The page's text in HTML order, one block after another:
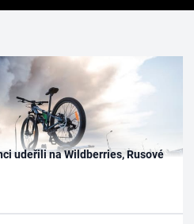
udeřili na Wildberries, Rusové